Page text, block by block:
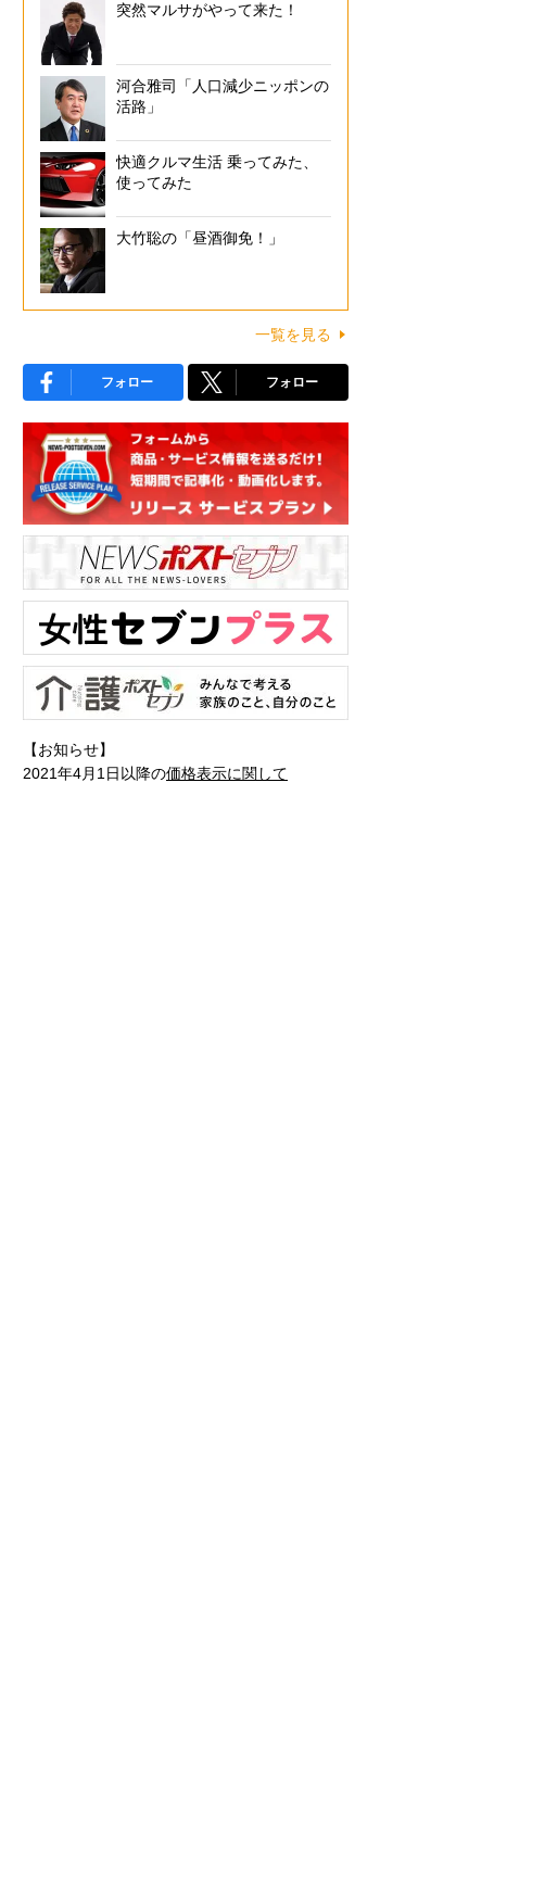
突然マルサがやって来た！
河合雅司「人口減少ニッポンの
活路」
快適クルマ生活 乗ってみた、
使ってみた
大竹聡の「昼酒御免！」
一覧を見る
フォロー フォロー
【お知らせ】
2021年4月1日以降の価格表示に関して